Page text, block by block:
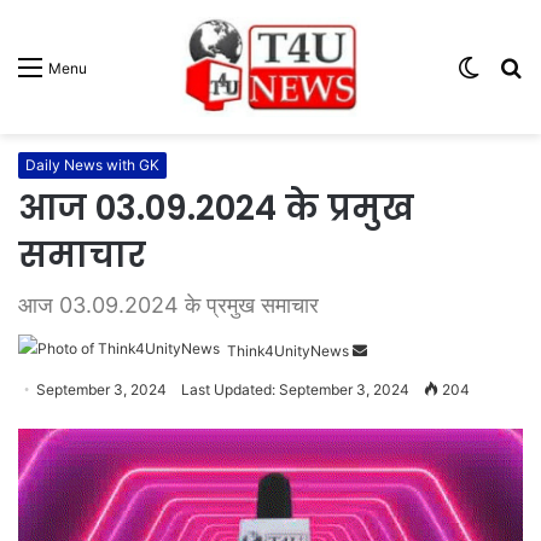
Menu
Switch
Daily News with GK
आज 03.09.2024 के प्रमुख
समाचार
आज 03.09.2024 के प्रमुख समाचार
Think4UnityNews
d
a
n
e
September 3, 2024 Last Updated: September 3, 2024 204